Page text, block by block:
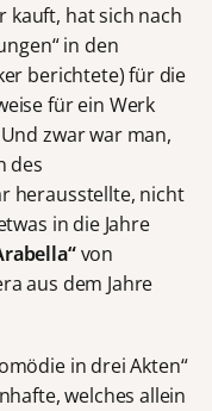
hat sich nach
in den
berichtete) für die
für ein Werk
zwar war man,
des
herausstellte, nicht
in die Jahre
von
aus dem Jahre
in drei Akten“
welches allein